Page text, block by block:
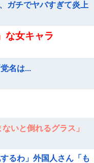
ガチでヤバすぎて炎上
な女キャラ
名は...
いと倒れるグラス」
るわ」外国人さん「も